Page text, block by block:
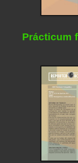
Prácticum